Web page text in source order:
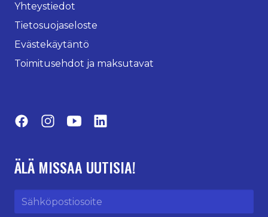
Yhteystiedot
Tietosuojaseloste
Evästekäytäntö
Toimitusehdot ja maksutavat
FacebookInstagramYouTube
ÄLÄ MISSAA UUTISIA!
Sähköpostiosoite